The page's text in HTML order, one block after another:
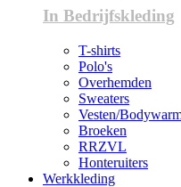
In Bedrijfskleding
T-shirts
Polo's
Overhemden
Sweaters
Vesten/
Broeken
RRZVL
Honteruiters
Werkkleding